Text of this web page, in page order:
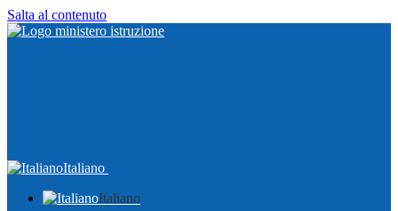
Salta al contenuto
Italiano
Italiano